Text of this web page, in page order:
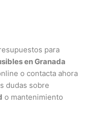
para
en Granada
o contacta ahora
dudas sobre
o mantenimiento